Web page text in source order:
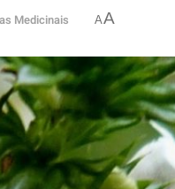
Medicinais AA